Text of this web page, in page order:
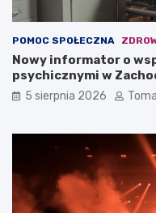
POMOC SPOŁECZNA
Nowy informator o
psychicznymi w
5 sierpnia 2026